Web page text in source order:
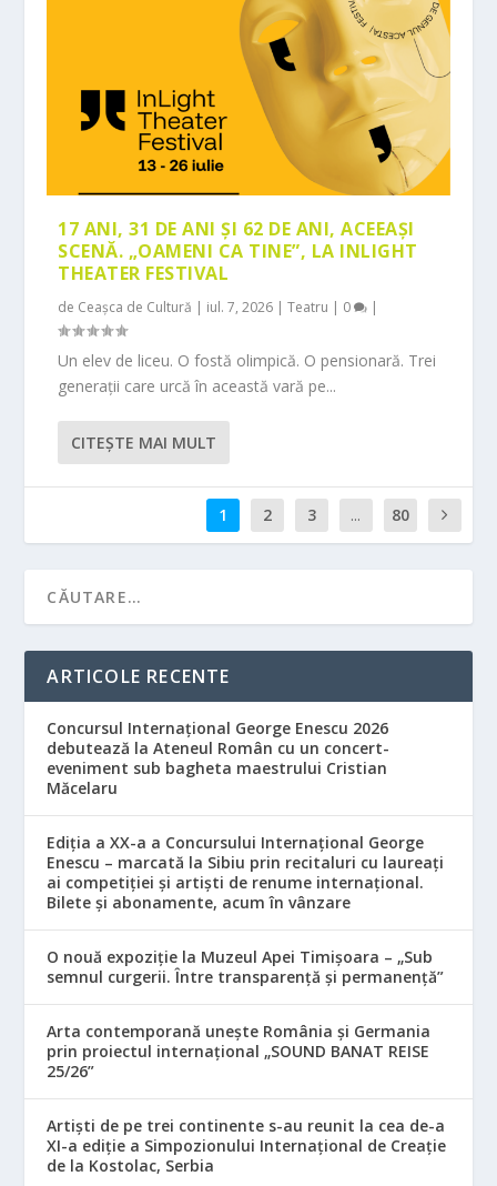
17 ANI, 31 DE ANI ȘI 62 DE ANI, ACEEAȘI
SCENĂ. „OAMENI CA TINE”, LA INLIGHT
THEATER FESTIVAL
de Ceașca de Cultură | iul. 7, 2026 |Teatru | 0 |
Un elev de liceu. O fostă olimpică. O pensionară. Trei
generații care urcă în această vară pe...
CITEŞTE MAI MULT
1 2 3 ... 80
ARTICOLE RECENTE
Concursul Internațional George Enescu 2026
debutează la Ateneul Român cu un concert-
eveniment sub bagheta maestrului Cristian
Măcelaru
Ediția a XX-a a Concursului Internațional George
Enescu – marcată la Sibiu prin recitaluri cu laureați
ai competiției și artiști de renume internațional.
Bilete și abonamente, acum în vânzare
O nouă expoziție la Muzeul Apei Timișoara – „Sub
semnul curgerii. Între transparență și permanență”
Arta contemporană unește România și Germania
prin proiectul internațional „SOUND BANAT REISE
25/26”
Artiști de pe trei continente s-au reunit la cea de-a
XI-a ediție a Simpozionului Internațional de Creație
de la Kostolac, Serbia